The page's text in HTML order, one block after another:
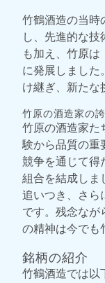
竹鶴酒造の当時
し、先進的な
も加え、竹原
に発展しました
け継ぎ、新たな
竹原の酒造家の
竹原の酒造家た
験から品質の重
競争を通じて得
組合を結成しま
追いつき、さら
です。残念なが
の精神は今でも
銘柄の紹介
竹鶴酒造では以